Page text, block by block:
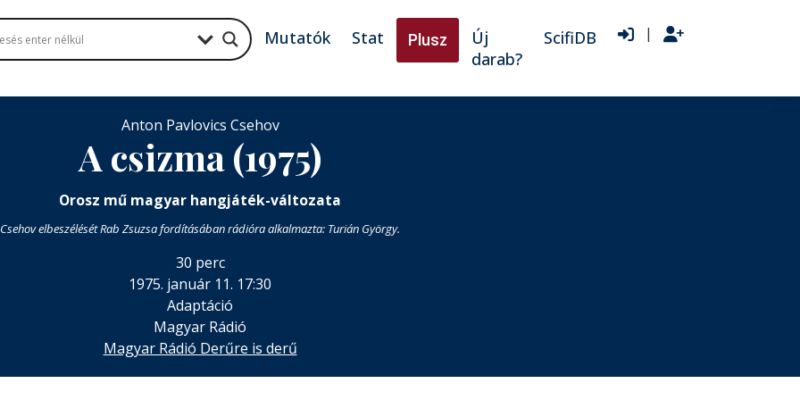
Mutatók Stat Plusz
Új
darab?
ScifiDB |
Anton Pavlovics Csehov
A csizma (1975)
Orosz mű magyar hangjáték-változata
Csehov elbeszélését Rab Zsuzsa fordításában rádióra alkalmazta: Turián György.
30 perc
1975. január 11. 17:30
Adaptáció
Magyar Rádió
Magyar Rádió Derűre is derű